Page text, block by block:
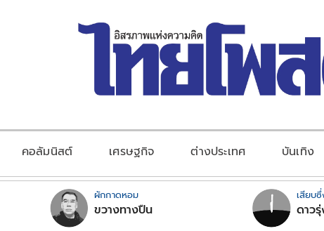
คอลัมนิสต์ เศรษฐกิจ ต่างประเทศ บันเทิง
ผักกาดหอม
ขวางทางปืน
เสียบ
ดาว